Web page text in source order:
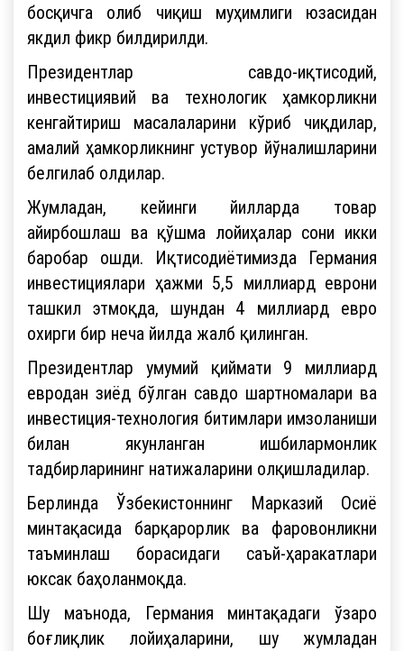
босқичга олиб чиқиш муҳимлиги юзасидан
якдил фикр билдирилди.
Президентлар савдо-иқтисодий,
инвестициявий ва технологик ҳамкорликни
кенгайтириш масалаларини кўриб чиқдилар,
амалий ҳамкорликнинг устувор йўналишларини
белгилаб олдилар.
Жумладан, кейинги йилларда товар
айирбошлаш ва қўшма лойиҳалар сони икки
баробар ошди. Иқтисодиётимизда Германия
инвестициялари ҳажми 5,5 миллиард еврони
ташкил этмоқда, шундан 4 миллиард евро
охирги бир неча йилда жалб қилинган.
Президентлар умумий қиймати 9 миллиард
евродан зиёд бўлган савдо шартномалари ва
инвестиция-технология битимлари имзоланиши
билан якунланган ишбилармонлик
тадбирларининг натижаларини олқишладилар.
Берлинда Ўзбекистоннинг Марказий Осиё
минтақасида барқарорлик ва фаровонликни
таъминлаш борасидаги саъй-ҳаракатлари
юксак баҳоланмоқда.
Шу маънода, Германия минтақадаги ўзаро
боғлиқлик лойиҳаларини, шу жумладан